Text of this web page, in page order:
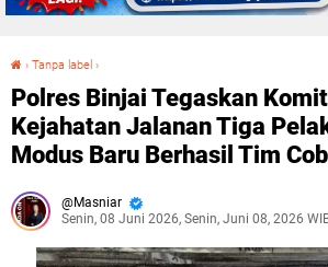
› Tanpa label ›
Polres Binjai Tegaskan
Kejahatan Jalanan Tiga
Modus Baru Berhasil Tim
Masniar
Senin, 08 Juni 2026, Senin, Juni 08, 2026